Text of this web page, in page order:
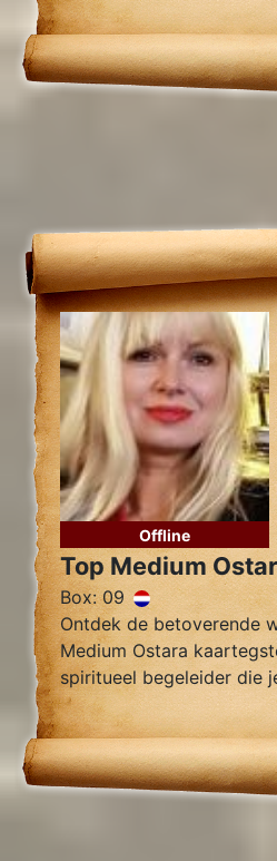
Offline
Top Medium
Box: 09
Ontdek de betoverende
Medium Ostara
spiritueel begeleider die
vinden van innerlijke
begeleiding.